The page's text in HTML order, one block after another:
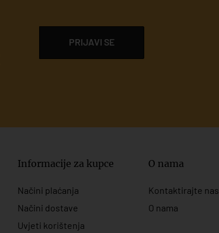
PRIJAVI SE
Informacije za kupce
Načini plaćanja
Načini dostave
Uvjeti korištenja
O nama
Kontaktirajte nas
O nama